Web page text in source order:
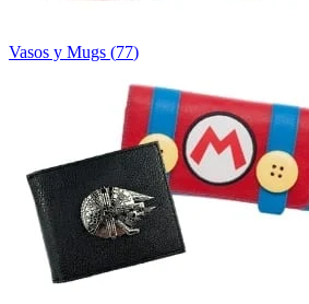
Vasos y Mugs (77)